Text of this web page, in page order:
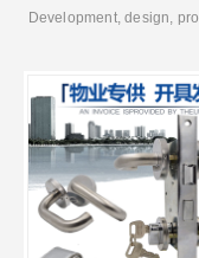
Development, design,